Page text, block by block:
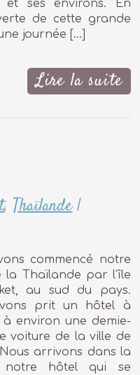
et ses environs. En
de cette grande
journée […]
Lire la suite
,Thaïlande|
commencé notre
la Thaïlande par l’île
au sud du pays.
prit un hôtel à
à environ une demie-
voiture de la ville de
arrivons dans la
hôtel qui se